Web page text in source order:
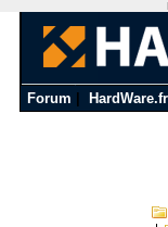
Forum HardWare.fr